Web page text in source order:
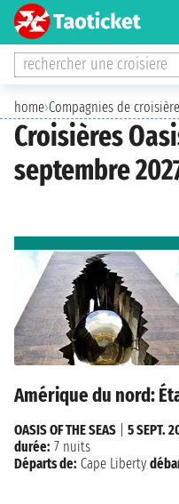
rechercher une croisiere
home›Compagnies de croisière
Croisières
septembre
Amérique du nord:
OASIS OF THE SEAS
5 SEPT.
durée: 7 nuits
Départs de: Cape Liberty